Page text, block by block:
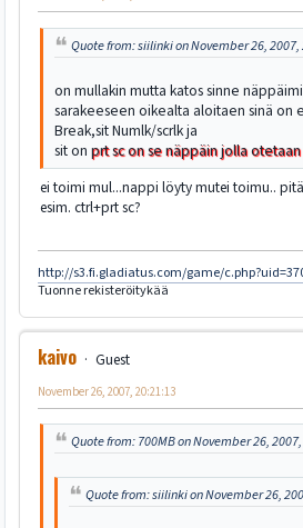
Quote from: siilinki on November 26, 2007,
on mullakin mutta katos sinne
sarakeeseen oikealta aloitaen sinä on
Break,sit Numlk/scrlk ja
sit on prt sc on se näppäin jolla otetaan
ei toimi mul...nappi löyty mutei toimu..
esim. ctrl+prt sc?
http://s3.fi.gladiatus.com/game/
Tuonne rekisteröitykää
kaivo
Guest
November 26, 2007, 20:21:13
Quote from: 700MB on November 26,
Quote from: siilinki on November 26,